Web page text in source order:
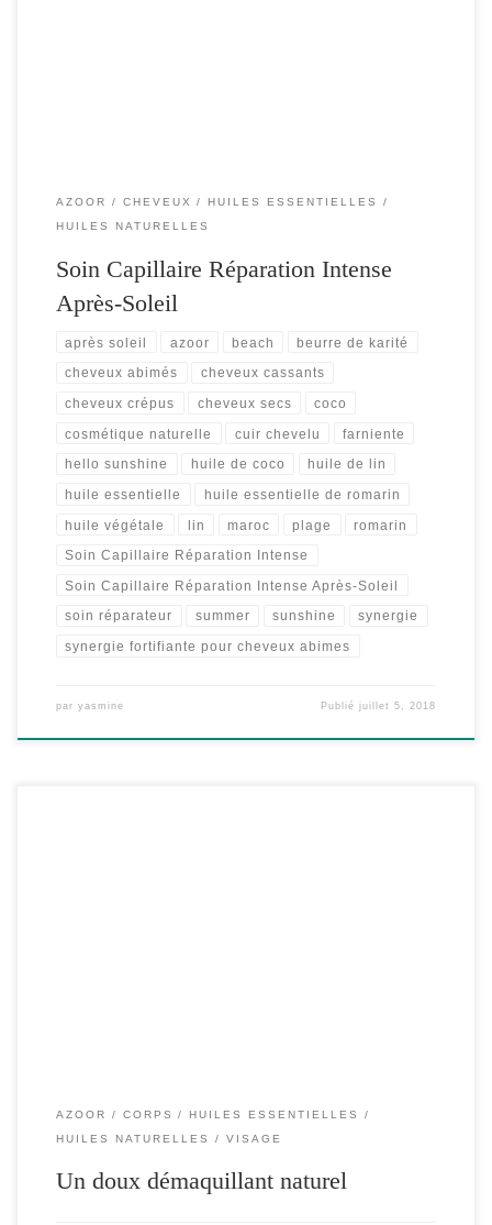
AZOOR CHEVEUX
HUILES ESSENTIELLES
HUILES NATURELLES
Soin Capillaire Réparation Intense
Après-Soleil
après soleil azoor beach beurre de karité
cheveux abimés cheveux cassants
cheveux crépus cheveux secs coco
cosmétique naturelle cuir chevelu farniente
hello sunshine huile de coco huile de lin
huile essentielle huile essentielle de romarin
huile végétale lin maroc plage romarin
Soin Capillaire Réparation Intense
Soin Capillaire Réparation Intense Après-Soleil
soin réparateur summer sunshine synergie
synergie fortifiante pour cheveux abimes
par yasmine Publiéjuillet 5, 2018
AZOOR CORPS
HUILES ESSENTIELLES
HUILES NATURELLES
VISAGE
Un doux démaquillant naturel